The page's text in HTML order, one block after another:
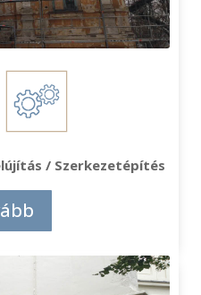
/ Szerkezetépítés